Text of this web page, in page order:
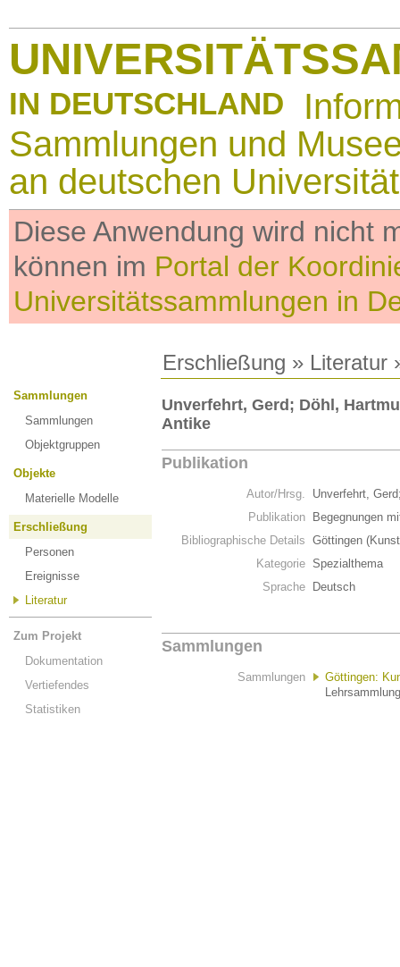
IN DEUTSCHLAND
Sammlungen und
an deutschen
Diese Anwendung wird nicht
können im Portal der
Universitätssammlungen in
Erschließung » Literatur
Sammlungen
Sammlungen
Objektgruppen
Objekte
Materielle Modelle
Erschließung
Personen
Ereignisse
Literatur
Zum Projekt
Dokumentation
Vertiefendes
Statistiken
Unverfehrt, Gerd; Döhl,
Antike
Publikation
Autor/Hrsg.
Unverfehrt,
Publikation
Begegnungen
Bibliographische Details Göttingen
Kategorie Spezialthema
Sprache
Deutsch
Sammlungen
Sammlungen
Göttingen: